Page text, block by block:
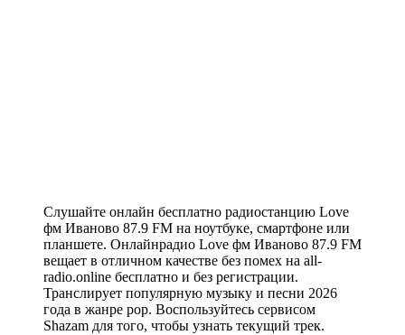
Слушайте онлайн бесплатно радиостанцию Love
фм Иваново 87.9 FM на ноутбуке, смартфоне или
планшете. Онлайнрадио Love фм Иваново 87.9 FM
вещает в отличном качестве без помех на all-
radio.online бесплатно и без регистрации.
Транслирует популярную музыку и песни 2026
года в жанре pop. Воспользуйтесь сервисом
Shazam для того, чтобы узнать текущий трек.